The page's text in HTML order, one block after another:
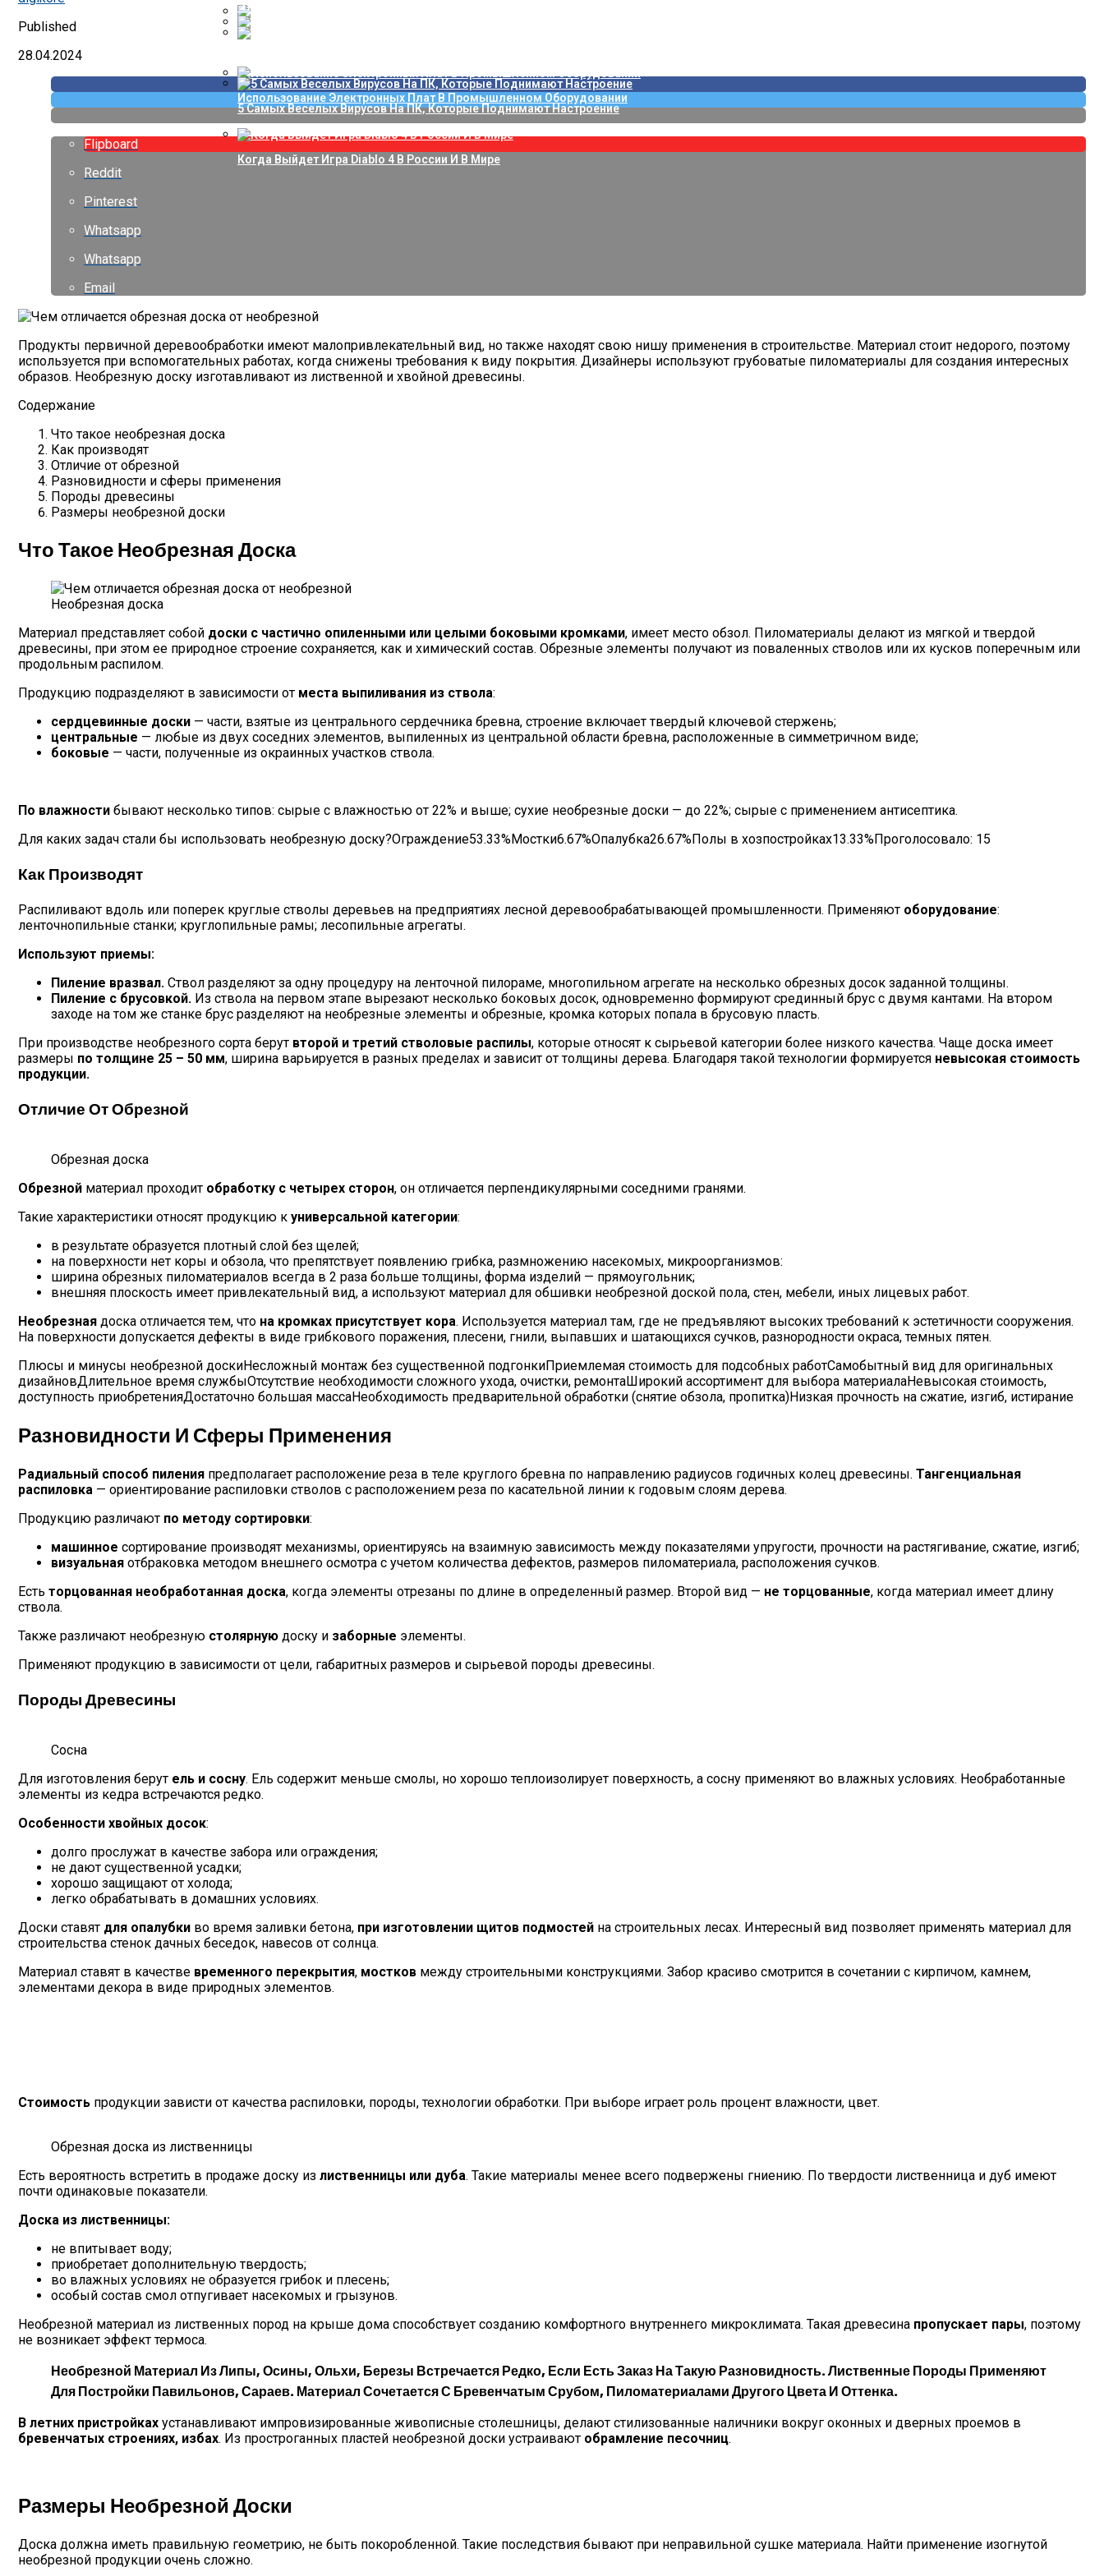
Проверка Воды Из Скважины На Пригодность Для Питья
Использование Электронных Плат В Промышленном Оборудовании
“Поиграйте, Детки” — Самые Вредные Игры И Их Последствия
5 Самых Веселых Вирусов На ПК, Которые Поднимают Настроение
Когда Выйдет Игра Diablo 4 В России И В Мире
Published
28.04.2024
Flipboard
Reddit
Pinterest
Whatsapp
Whatsapp
Email
Продукты первичной деревообработки имеют малопривлекательный вид, но также находят свою нишу применения в строительстве. Материал стоит недорого, поэтому
используется при вспомогательных работах, когда снижены требования к виду покрытия. Дизайнеры используют грубоватые пиломатериалы для создания интересных
образов. Необрезную доску изготавливают из лиственной и хвойной древесины.
Содержание
Что такое необрезная доска
Как производят
Отличие от обрезной
Разновидности и сферы применения
Породы древесины
Размеры необрезной доски
Что Такое Необрезная Доска
Необрезная доска
Материал представляет собой доски с частично опиленными или целыми боковыми кромками, имеет место обзол. Пиломатериалы делают из мягкой и твердой
древесины, при этом ее природное строение сохраняется, как и химический состав. Обрезные элементы получают из поваленных стволов или их кусков поперечным или
продольным распилом.
Продукцию подразделяют в зависимости от места выпиливания из ствола:
сердцевинные доски — части, взятые из центрального сердечника бревна, строение включает твердый ключевой стержень;
центральные — любые из двух соседних элементов, выпиленных из центральной области бревна, расположенные в симметричном виде;
боковые — части, полученные из окраинных участков ствола.
По влажности бывают несколько типов: сырые с влажностью от 22% и выше; сухие необрезные доски — до 22%; сырые с применением антисептика.
Для каких задач стали бы использовать необрезную доску?Ограждение53.33%Мостки6.67%Опалубка26.67%Полы в хозпостройках13.33%Проголосовало: 15
Как Производят
Распиливают вдоль или поперек круглые стволы деревьев на предприятиях лесной деревообрабатывающей промышленности. Применяют оборудование:
ленточнопильные станки; круглопильные рамы; лесопильные агрегаты.
Используют приемы:
Пиление вразвал. Ствол разделяют за одну процедуру на ленточной пилораме, многопильном агрегате на несколько обрезных досок заданной толщины.
Пиление с брусовкой. Из ствола на первом этапе вырезают несколько боковых досок, одновременно формируют срединный брус с двумя кантами. На втором
заходе на том же станке брус разделяют на необрезные элементы и обрезные, кромка которых попала в брусовую пласть.
При производстве необрезного сорта берут второй и третий стволовые распилы, которые относят к сырьевой категории более низкого качества. Чаще доска имеет
размеры по толщине 25 – 50 мм, ширина варьируется в разных пределах и зависит от толщины дерева. Благодаря такой технологии формируется невысокая стоимость
продукции.
Отличие От Обрезной
Обрезная доска
Обрезной материал проходит обработку с четырех сторон, он отличается перпендикулярными соседними гранями.
Такие характеристики относят продукцию к универсальной категории:
в результате образуется плотный слой без щелей;
на поверхности нет коры и обзола, что препятствует появлению грибка, размножению насекомых, микроорганизмов:
ширина обрезных пиломатериалов всегда в 2 раза больше толщины, форма изделий — прямоугольник;
внешняя плоскость имеет привлекательный вид, а используют материал для обшивки необрезной доской пола, стен, мебели, иных лицевых работ.
Необрезная доска отличается тем, что на кромках присутствует кора. Используется материал там, где не предъявляют высоких требований к эстетичности сооружения.
На поверхности допускается дефекты в виде грибкового поражения, плесени, гнили, выпавших и шатающихся сучков, разнородности окраса, темных пятен.
Плюсы и минусы необрезной доскиНесложный монтаж без существенной подгонкиПриемлемая стоимость для подсобных работСамобытный вид для оригинальных
дизайновДлительное время службыОтсутствие необходимости сложного ухода, очистки, ремонтаШирокий ассортимент для выбора материалаНевысокая стоимость,
доступность приобретенияДостаточно большая массаНеобходимость предварительной обработки (снятие обзола, пропитка)Низкая прочность на сжатие, изгиб, истирание
Разновидности И Сферы Применения
Радиальный способ пиления предполагает расположение реза в теле круглого бревна по направлению радиусов годичных колец древесины. Тангенциальная
распиловка — ориентирование распиловки стволов с расположением реза по касательной линии к годовым слоям дерева.
Продукцию различают по методу сортировки:
машинное сортирование производят механизмы, ориентируясь на взаимную зависимость между показателями упругости, прочности на растягивание, сжатие, изгиб;
визуальная отбраковка методом внешнего осмотра с учетом количества дефектов, размеров пиломатериала, расположения сучков.
Есть торцованная необработанная доска, когда элементы отрезаны по длине в определенный размер. Второй вид — не торцованные, когда материал имеет длину
ствола.
Также различают необрезную столярную доску и заборные элементы.
Применяют продукцию в зависимости от цели, габаритных размеров и сырьевой породы древесины.
Породы Древесины
Сосна
Для изготовления берут ель и сосну. Ель содержит меньше смолы, но хорошо теплоизолирует поверхность, а сосну применяют во влажных условиях. Необработанные
элементы из кедра встречаются редко.
Особенности хвойных досок:
долго прослужат в качестве забора или ограждения;
не дают существенной усадки;
хорошо защищают от холода;
легко обрабатывать в домашних условиях.
Доски ставят для опалубки во время заливки бетона, при изготовлении щитов подмостей на строительных лесах. Интересный вид позволяет применять материал для
строительства стенок дачных беседок, навесов от солнца.
Материал ставят в качестве временного перекрытия, мостков между строительными конструкциями. Забор красиво смотрится в сочетании с кирпичом, камнем,
элементами декора в виде природных элементов.
Стоимость продукции зависти от качества распиловки, породы, технологии обработки. При выборе играет роль процент влажности, цвет.
Обрезная доска из лиственницы
Есть вероятность встретить в продаже доску из лиственницы или дуба. Такие материалы менее всего подвержены гниению. По твердости лиственница и дуб имеют
почти одинаковые показатели.
Доска из лиственницы:
не впитывает воду;
приобретает дополнительную твердость;
во влажных условиях не образуется грибок и плесень;
особый состав смол отпугивает насекомых и грызунов.
Необрезной материал из лиственных пород на крыше дома способствует созданию комфортного внутреннего микроклимата. Такая древесина пропускает пары, поэтому
не возникает эффект термоса.
Необрезной Материал ИзЛипы, Осины, Ольхи, Березы Встречается Редко, Если Есть Заказ На Такую Разновидность. Лиственные Породы Применяют
Для Постройки Павильонов, Сараев. Материал Сочетается С Бревенчатым Срубом, Пиломатериалами Другого Цвета И Оттенка.
В летних пристройках устанавливают импровизированные живописные столешницы, делают стилизованные наличники вокруг оконных и дверных проемов в
бревенчатых строениях, избах. Из простроганных пластей необрезной доски устраивают обрамление песочниц.
Размеры Необрезной Доски
Доска должна иметь правильную геометрию, не быть покоробленной. Такие последствия бывают при неправильной сушке материала. Найти применение изогнутой
необрезной продукции очень сложно.